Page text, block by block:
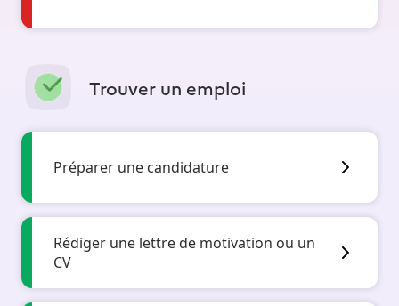
Trouver un emploi
Préparer une candidature
Rédiger une lettre de motivation ou un
CV